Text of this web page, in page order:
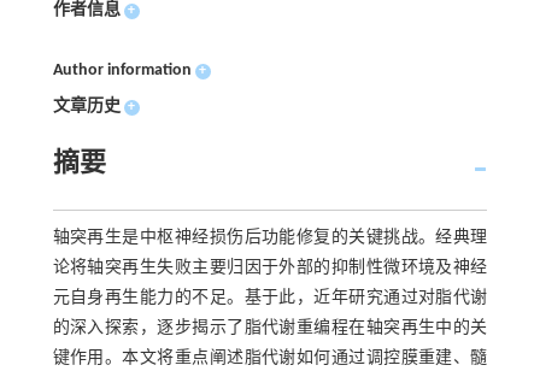
作者信息 +
Author information +
文章历史 +
摘要
轴突再生是中枢神经损伤后功能修复的关键挑战。经典理
论将轴突再生失败主要归因于外部的抑制性微环境及神经
元自身再生能力的不足。基于此，近年研究通过对脂代谢
的深入探索，逐步揭示了脂代谢重编程在轴突再生中的关
键作用。本文将重点阐述脂代谢如何通过调控膜重建、髓